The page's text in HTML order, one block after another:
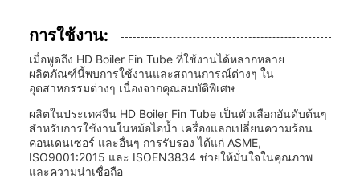
การใช้งาน:
เมื่อพูดถึง HD Boiler Fin Tube ที่ใช้งานได้หลากหลาย
ผลิตภัณฑ์นี้พบการใช้งานและสถานการณ์ต่างๆ ใน
อุตสาหกรรมต่างๆ เนื่องจากคุณสมบัติพิเศษ
ผลิตในประเทศจีน HD Boiler Fin Tube เป็นตัวเลือกอันดับต้นๆ
สำหรับการใช้งานในหม้อไอน้ำ เครื่องแลกเปลี่ยนความร้อน
คอนเดนเซอร์ และอื่นๆ การรับรอง ได้แก่ ASME,
ISO9001:2015 และ ISOEN3834 ช่วยให้มั่นใจในคุณภาพ
และความน่าเชื่อถือ